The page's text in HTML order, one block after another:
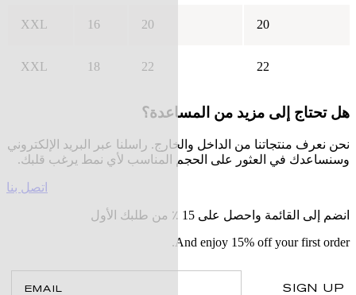
XXL 16 20 20
XXL 18 22 22
هل تحتاج إلى مزيد من المساعدة؟
نحن نعرف منتجاتنا من الداخل والخارج. راسلنا عبر البريد الإلكتروني
وسنساعدك في العثور على الحجم المناسب لأي نمط يرغب قلبك.
اتصل بنا
انضم إلى القائمة واحصل على 15 ٪ من طلبك الأول
And enjoy 15% off your first order.
SIGN UP